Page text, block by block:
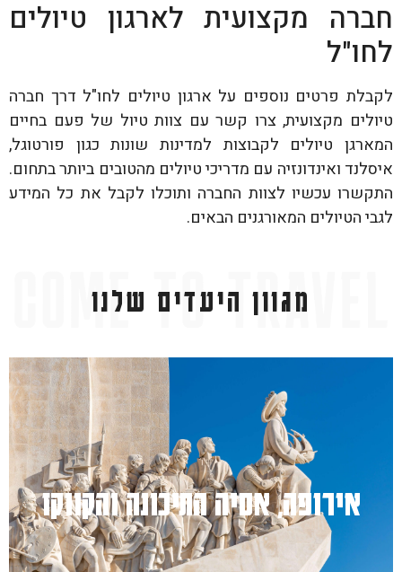
חברה מקצועית לארגון טיולים
לחו"ל
לקבלת פרטים נוספים על ארגון טיולים לחו"ל דרך חברה
טיולים מקצועית, צרו קשר עם צוות טיול של פעם בחיים
המארגן טיולים לקבוצות למדינות שונות כגון פורטוגל,
איסלנד ואינדונזיה עם מדריכי טיולים מהטובים ביותר בתחום.
התקשרו עכשיו לצוות החברה ותוכלו לקבל את כל המידע
לגבי הטיולים המאורגנים הבאים.
מגוון היעדים שלנו
אירופה, אסיה התיכונה והקווקז
למעבר לחץ כאן